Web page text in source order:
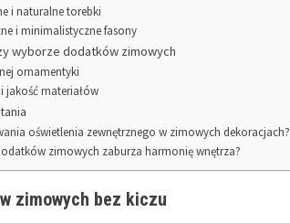
i naturalne torebki
i minimalistyczne fasony
wyborze dodatków zimowych
ornamentyki
jakość materiałów
oświetlenia zewnętrznego w zimowych dekoracjach?
zimowych zaburza harmonię wnętrza?
zimowych bez kiczu